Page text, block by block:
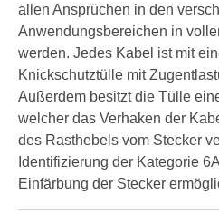
allen Ansprüchen in den
Anwendungsbereichen in
werden. Jedes Kabel ist mit
Knickschutztülle mit
Außerdem besitzt die Tülle
welcher das Verhaken der
des Rasthebels vom Stecker
Identifizierung der Kategorie
Einfärbung der Stecker